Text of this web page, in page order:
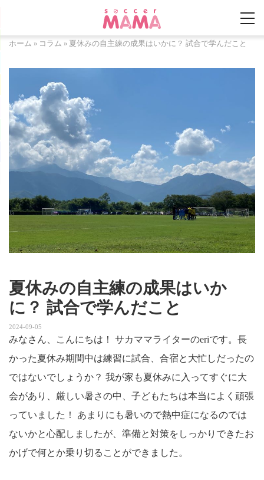
ホーム » コラム » 夏休みの自主練の成果はいかに？ 試合で学んだこと
夏休みの自主練の成果はいか
に？ 試合で学んだこと
2024-09-05
みなさん、こんにちは！ サカママライターのeriです。長
かった夏休み期間中は練習に試合、合宿と大忙しだったの
ではないでしょうか？ 我が家も夏休みに入ってすぐに大
会があり、厳しい暑さの中、子どもたちは本当によく頑張
っていました！ あまりにも暑いので熱中症になるのでは
ないかと心配しましたが、準備と対策をしっかりできたお
かげで何とか乗り切ることができました。